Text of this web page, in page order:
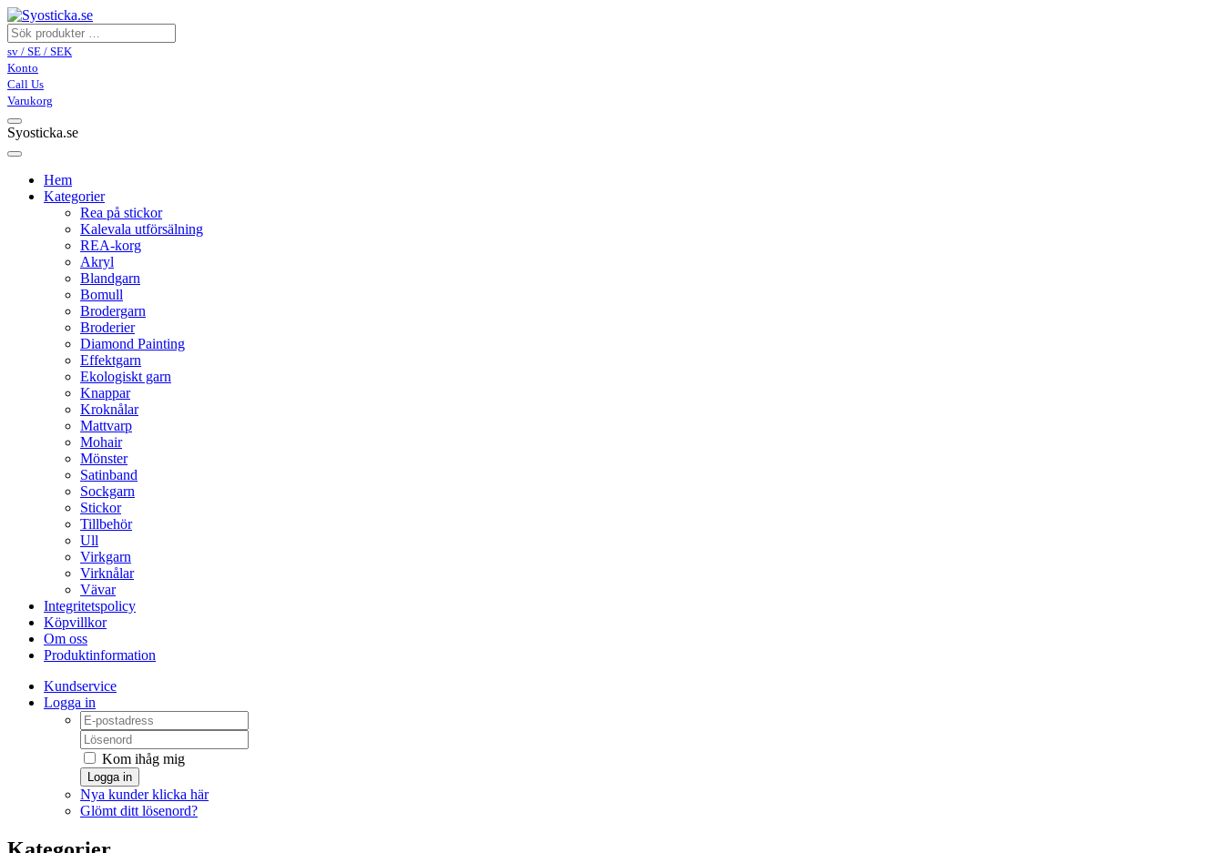
sv / SE / SEK
Konto
Call Us
Varukorg
Syosticka.se
Hem
Kategorier
Rea på stickor
Kalevala utförsälning
REA-korg
Akryl
Blandgarn
Bomull
Brodergarn
Broderier
Diamond Painting
Effektgarn
Ekologiskt garn
Knappar
Kroknålar
Mattvarp
Mohair
Mönster
Satinband
Sockgarn
Stickor
Tillbehör
Ull
Virkgarn
Virknålar
Vävar
Integritetspolicy
Köpvillkor
Om oss
Produktinformation
Kundservice
Logga in
Kom ihåg mig
Logga in
Nya kunder klicka här
Glömt ditt lösenord?